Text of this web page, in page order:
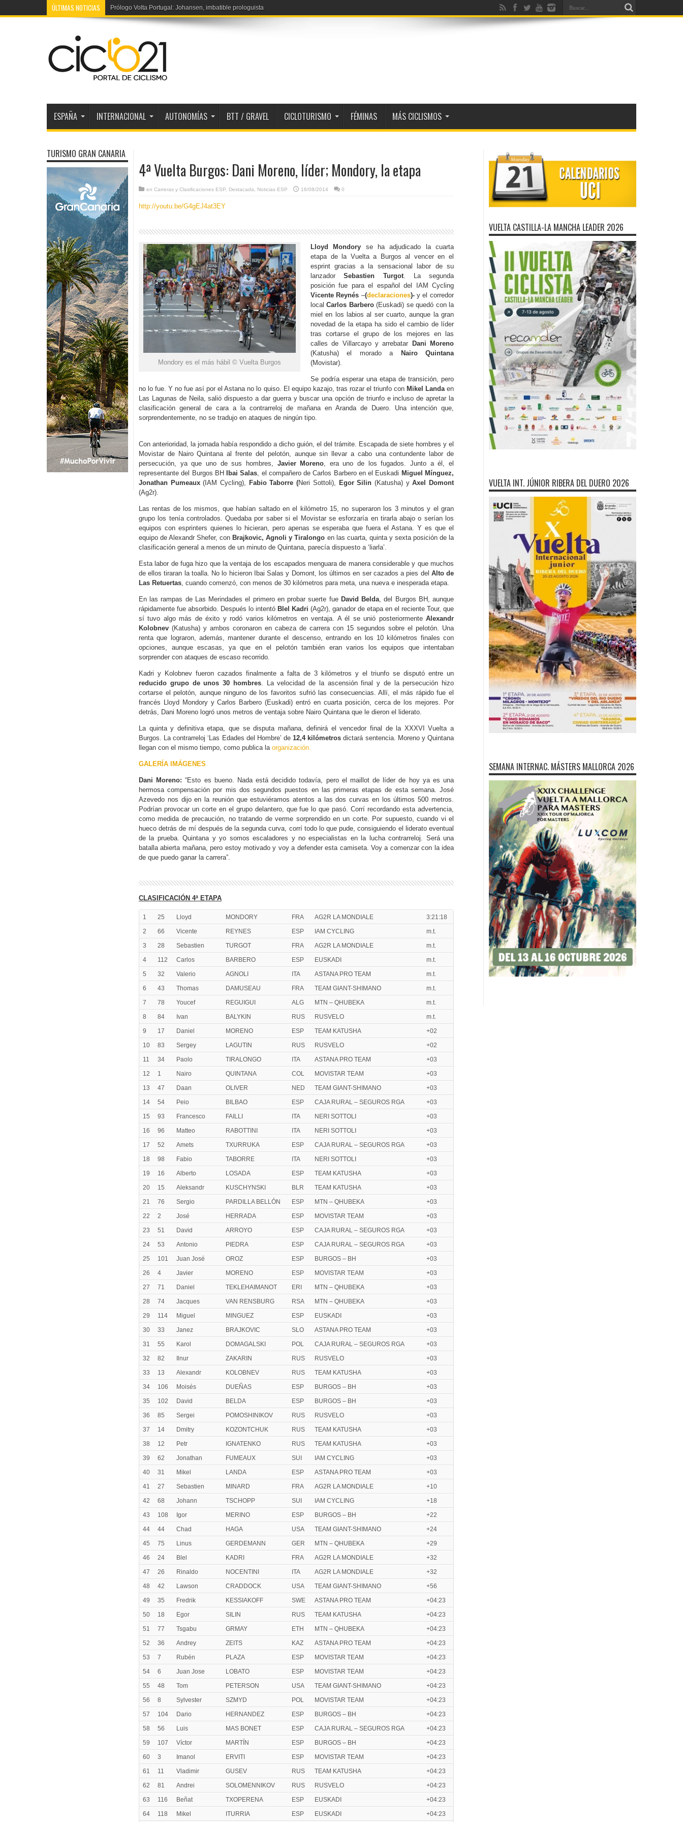
ÚLTIMAS NOTICIAS Prólogo Volta Portugal: Johansen, imbatible prologuista
5ª Tour Francia féminas: Vollering bate a Reusser y Niewiadoma
ESPAÑA INTERNACIONAL AUTONOMÍAS BTT / GRAVEL CICLOTURISMO FÉMINAS MÁS CICLISMOS
4ª Vuelta Burgos: Dani Moreno, líder; Mondory, la etapa
en Carreras y Clasificaciones ESP Destacada Noticias ESP 16/08/2014 0
http://youtu.be/G4gEJ4at3EY
Mondory es el más hábil © Vuelta Burgos
Lloyd Mondory se ha adjudicado la cuarta
etapa de la Vuelta a Burgos al vencer en el
esprint gracias a la sensacional labor de su
lanzador Sebastien Turgot. La segunda
posición fue para el español del IAM Cycling
Vicente Reynés –(declaraciones)-y el corredor
localCarlos Barbero(Euskadi) se quedó con la
miel en los labios al ser cuarto, aunque la gran
novedad de la etapa ha sido el cambio de líder
tras cortarse el grupo de los mejores en las
calles de Villarcayo y arrebatar
Dani Moreno
(Katusha) el morado a
Nairo Quintana
(Movistar).
Se podría esperar una etapa de transición, pero
no lo fue. Y no fue así por el Astana no lo quiso. El equipo kazajo, tras rozar el triunfo con Mikel Landaen
Las Lagunas de Neila, salió dispuesto a dar guerra y buscar una opción de triunfo e incluso de apretar la
clasificación general de cara a la contrarreloj de mañana en Aranda de Duero. Una intención que,
sorprendentemente, no se tradujo en ataques de ningún tipo.
Con anterioridad, la jornada había respondido a dicho guión, el del trámite. Escapada de siete hombres y el
Movistar de Nairo Quintana al frente del pelotón, aunque sin llevar a cabo una contundente labor de
persecución, ya que uno de sus hombres, Javier Moreno, era uno de los fugados. Junto a él, el
representante del Burgos BH
Ibai Salas, el compañero de Carlos Barbero en el Euskadi Miguel Mínguez,
Jonathan Pumeaux(IAM Cycling), Fabio Taborre (Neri Sottoli), Egor Silin (Katusha) yAxel Domont
(Ag2r).
Las rentas de los mismos, que habían saltado en el kilómetro 15, no superaron los 3 minutos y el gran
grupo los tenía controlados. Quedaba por saber si el Movistar se esforzaría en tirarla abajo o serían los
equipos con esprinters quienes lo hicieran, pero apenas se esperaba que fuera el Astana. Y es que el
equipo de Alexandr Shefer, con Brajkovic, Agnoli y Tiralongo en las cuarta, quinta y sexta posición de la
clasificación general a menos de un minuto de Quintana, parecía dispuesto a ‘liarla’.
Esta labor de fuga hizo que la ventaja de los escapados menguara de manera considerable y que muchos
de ellos tiraran la toalla. No lo hicieron Ibai Salas y Domont, los últimos en ser cazados a pies del Alto de
Las Retuertas, cuando comenzó, con menos de 30 kilómetros para meta, una nueva e inesperada etapa.
En las rampas de Las Merindades el primero en probar suerte fue David Belda, del Burgos BH, aunque
rápidamente fue absorbido. Después lo intentó Blel Kadri (Ag2r), ganador de etapa en el reciente Tour, que
sí tuvo algo más de éxito y rodó varios kilómetros en ventaja. A él se unió posteriormente Alexandr
Kolobnev (Katusha) y ambos coronaron en cabeza de carrera con 15 segundos sobre el pelotón. Una
renta que lograron, además, mantener durante el descenso, entrando en los 10 kilómetros finales con
opciones, aunque escasas, ya que en el pelotón también eran varios los equipos que intentaban
sorprender con ataques de escaso recorrido.
Kadri y Kolobnev fueron cazados finalmente a falta de 3 kilómetros y el triunfo se disputó entre un
reducido grupo de unos 30 hombres. La velocidad de la ascensión final y de la persecución hizo
cortarse el pelotón, aunque ninguno de los favoritos sufrió las consecuencias. Allí, el más rápido fue el
francés Lloyd Mondory y Carlos Barbero (Euskadi) entró en cuarta posición, cerca de los mejores. Por
detrás, Dani Moreno logró unos metros de ventaja sobre Nairo Quintana que le dieron el liderato.
La quinta y definitiva etapa, que se disputa mañana, definirá el vencedor final de la XXXVI Vuelta a
Burgos. La contrarreloj ‘Las Edades del Hombre’ de 12,4 kilómetros dictará sentencia. Moreno y Quintana
llegan con el mismo tiempo, como publica la organización.
GALERÍA IMÁGENES
Dani Moreno: “Esto es bueno. Nada está decidido todavía, pero el maillot de líder de hoy ya es una
hermosa compensación por mis dos segundos puestos en las primeras etapas de esta semana. José
Azevedo nos dijo en la reunión que estuviéramos atentos a las dos curvas en los últimos 500 metros.
Podrían provocar un corte en el grupo delantero, que fue lo que pasó. Corrí recordando esta advertencia,
como medida de precaución, no tratando de verme sorprendido en un corte. Por supuesto, cuando vi el
hueco detrás de mí después de la segunda curva, corrí todo lo que pude, consiguiendo el liderato eventual
de la prueba. Quintana y yo somos escaladores y no especialistas en la lucha contrarreloj. Será una
batalla abierta mañana, pero estoy motivado y voy a defender esta camiseta. Voy a comenzar con la idea
de que puedo ganar la carrera”.
CLASIFICACIÓN 4ª ETAPA
1 25 Lloyd MONDORY FRA AG2R LA MONDIALE
3:21:18
2
66 Vicente REYNES ESP IAM CYCLING
m.t.
3
28 Sebastien TURGOT FRA AG2R LA MONDIALE
m.t.
4
112 Carlos BARBERO ESP EUSKADI
m.t.
5
32 Valerio AGNOLI ITA ASTANA PRO TEAM
m.t.
6
43 Thomas DAMUSEAU FRA TEAM GIANT-SHIMANO
m.t.
7
78 Youcef REGUIGUI ALG MTN – QHUBEKA
m.t.
8
84 Ivan BALYKIN RUS RUSVELO
m.t.
9
17 Daniel MORENO ESP TEAM KATUSHA
+02
10
83 Sergey LAGUTIN RUS RUSVELO
+02
11
34 Paolo TIRALONGO ITA ASTANA PRO TEAM
+03
12
1 Nairo QUINTANA COL MOVISTAR TEAM
+03
13
47 Daan OLIVER NED TEAM GIANT-SHIMANO
+03
14
54 Peio BILBAO ESP CAJA RURAL – SEGUROS RGA
+03
15
93 Francesco FAILLI ITA NERI SOTTOLI
+03
16
96 Matteo RABOTTINI ITA NERI SOTTOLI
+03
17
52 Amets TXURRUKA ESP CAJA RURAL – SEGUROS RGA
+03
18
98 Fabio TABORRE ITA NERI SOTTOLI
+03
19
16 Alberto LOSADA ESP TEAM KATUSHA
+03
20
15 Aleksandr KUSCHYNSKI BLR TEAM KATUSHA
+03
21
76 Sergio PARDILLA BELLÓN ESP MTN – QHUBEKA
+03
22
2 José HERRADA ESP MOVISTAR TEAM
+03
23
51 David ARROYO ESP CAJA RURAL – SEGUROS RGA
+03
24
53 Antonio PIEDRA ESP CAJA RURAL – SEGUROS RGA
+03
25
101 Juan José OROZ ESP BURGOS – BH
+03
26
4 Javier MORENO ESP MOVISTAR TEAM
+03
27
71 Daniel TEKLEHAIMANOT ERI MTN – QHUBEKA
+03
28
74 Jacques VAN RENSBURG RSA MTN – QHUBEKA
+03
29
114 Miguel MINGUEZ ESP EUSKADI
+03
30
33 Janez BRAJKOVIC SLO ASTANA PRO TEAM
+03
31
55 Karol DOMAGALSKI POL CAJA RURAL – SEGUROS RGA
+03
32
82 Ilnur ZAKARIN RUS RUSVELO
+03
33
13 Alexandr KOLOBNEV RUS TEAM KATUSHA
+03
34
106 Moisés DUEÑAS ESP BURGOS – BH
+03
35
102 David BELDA ESP BURGOS – BH
+03
36
85 Sergei POMOSHINIKOV RUS RUSVELO
+03
37
14 Dmitry KOZONTCHUK RUS TEAM KATUSHA
+03
38
12 Petr IGNATENKO RUS TEAM KATUSHA
+03
39
62 Jonathan FUMEAUX SUI IAM CYCLING
+03
40
31 Mikel LANDA ESP ASTANA PRO TEAM
+03
41
27 Sebastien MINARD FRA AG2R LA MONDIALE
+10
42
68 Johann TSCHOPP SUI IAM CYCLING
+18
43
108 Igor MERINO ESP BURGOS – BH
+22
44
44 Chad HAGA USA TEAM GIANT-SHIMANO
+24
45
75 Linus GERDEMANN GER MTN – QHUBEKA
+29
46
24 Blel KADRI FRA AG2R LA MONDIALE
+32
47
26 Rinaldo NOCENTINI ITA AG2R LA MONDIALE
+32
48
42 Lawson CRADDOCK USA TEAM GIANT-SHIMANO
+56
49
35 Fredrik KESSIAKOFF SWE ASTANA PRO TEAM
+04:23
50
18 Egor SILIN RUS TEAM KATUSHA
+04:23
51
77 Tsgabu GRMAY ETH MTN – QHUBEKA
+04:23
52
36 Andrey ZEITS KAZ ASTANA PRO TEAM
+04:23
53
7 Rubén PLAZA ESP MOVISTAR TEAM
+04:23
54
6 Juan Jose LOBATO ESP MOVISTAR TEAM
+04:23
55
48 Tom PETERSON USA TEAM GIANT-SHIMANO
+04:23
56
8 Sylvester SZMYD POL MOVISTAR TEAM
+04:23
57
104 Dario HERNANDEZ ESP BURGOS – BH
+04:23
58
56 Luis MAS BONET ESP CAJA RURAL – SEGUROS RGA
+04:23
59
107 Víctor MARTÍN ESP BURGOS – BH
+04:23
60
3 Imanol ERVITI ESP MOVISTAR TEAM
+04:23
61
11 Vladimir GUSEV RUS TEAM KATUSHA
+04:23
62
81 Andrei SOLOMENNIKOV RUS RUSVELO
+04:23
63
116 Beñat TXOPERENA ESP EUSKADI
+04:23
64
118 Mikel ITURRIA ESP EUSKADI +04:23
TURISMO GRAN CANARIA
VUELTA CASTILLA-LA MANCHA LEADER 2026
VUELTA INT. JÚNIOR RIBERA DEL DUERO 2026
SEMANA INTERNAC. MÁSTERS MALLORCA 2026